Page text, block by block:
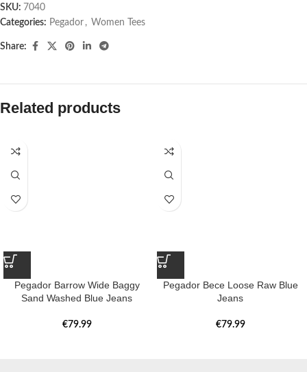
SKU: 7040
Categories: Pegador​ , Women Tees
Share:
Related products
Pegador Barrow Wide Baggy
Sand Washed Blue Jeans
€79.99
Pegador Bece Loose Raw Blue
Jeans
€79.99